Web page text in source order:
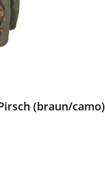
(braun/camo)